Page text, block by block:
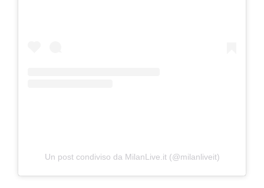
Un post condiviso da MilanLive.it (@milanliveit)